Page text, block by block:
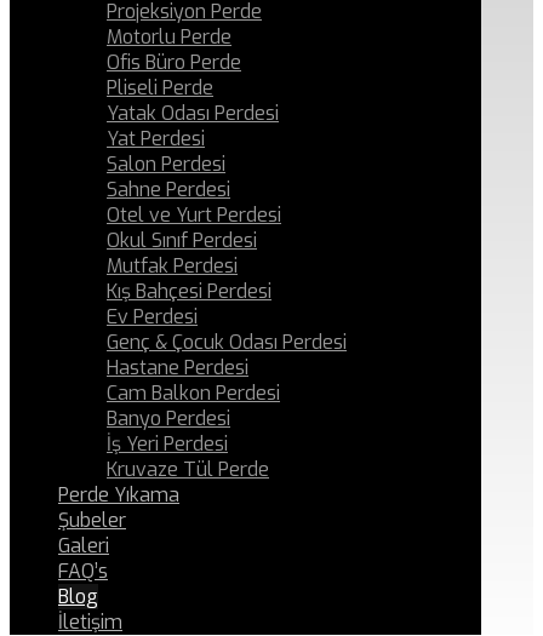
Projeksiyon Perde
Motorlu Perde
Ofis Büro Perde
Pliseli Perde
Yatak Odası Perdesi
Yat Perdesi
Salon Perdesi
Sahne Perdesi
Otel ve Yurt Perdesi
Okul Sınıf Perdesi
Mutfak Perdesi
Kış Bahçesi Perdesi
Ev Perdesi
Genç & Çocuk Odası Perdesi
Hastane Perdesi
Cam Balkon Perdesi
Banyo Perdesi
İş Yeri Perdesi
Kruvaze Tül Perde
Perde Yıkama
Şubeler
Galeri
FAQ’s
Blog
İletişim